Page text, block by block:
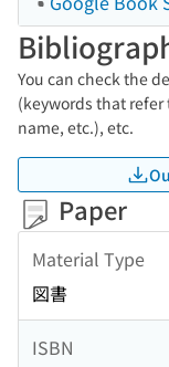
You can check the
(keywords that
name, etc.), etc.
Paper
Material Type
図書
ISBN